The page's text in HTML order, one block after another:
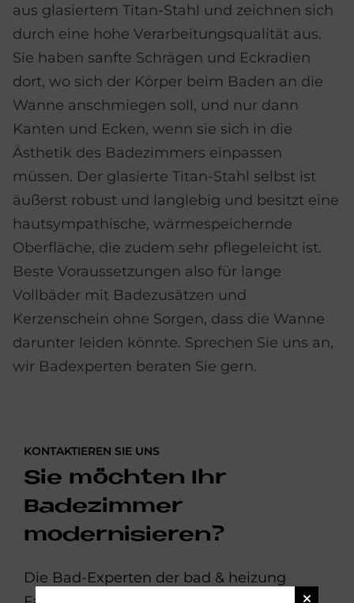
aus glasiertem Titan-Stahl und zeichnen sich
durch eine hohe Verarbeitungsqualität aus.
Sie haben sanfte Schrägen und Eckradien
dort, wo sich der Körper beim Baden an die
Wanne anschmiegen soll, und nur dann
Kanten und Ecken, wenn sie sich in die
Ästhetik des Badezimmers einpassen
müssen. Der glasierte Titan-Stahl selbst ist
äußerst robust und langlebig und besitzt eine
hautsympathische, wärmespeichernde
Oberfläche, die zudem sehr pflegeleicht ist.
Beste Voraussetzungen also für lange
Vollbäder mit Badezusätzen und
Kerzenschein ohne Sorgen, dass die Wanne
darunter leiden könnte. Sprechen Sie uns an,
wir Badexperten beraten Sie gern.
KONTAKTIEREN SIE UNS
Sie möchten Ihr
Badezimmer
modernisieren?
Die Bad-Experten der bad & heizung